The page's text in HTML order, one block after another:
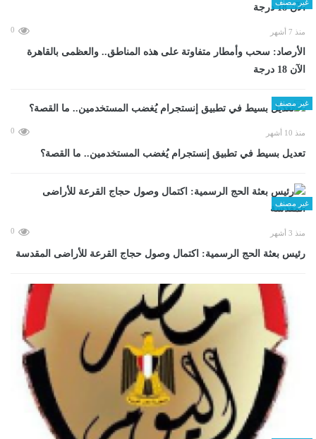
غير مصنف
منذ 7 أشهر 0
الأرصاد: سحب وأمطار متفاوتة على هذه المناطق.. والعظمى بالقاهرة
الآن 18 درجة
غير مصنف
منذ 10 أشهر 0
تعديل بسيط في تطبيق إنستجرام يُغضب المستخدمين.. ما القصة؟
غير مصنف
منذ 3 أشهر 0
رئيس بعثة الحج الرسمية: اكتمال وصول حجاج القرعة للأراضى المقدسة